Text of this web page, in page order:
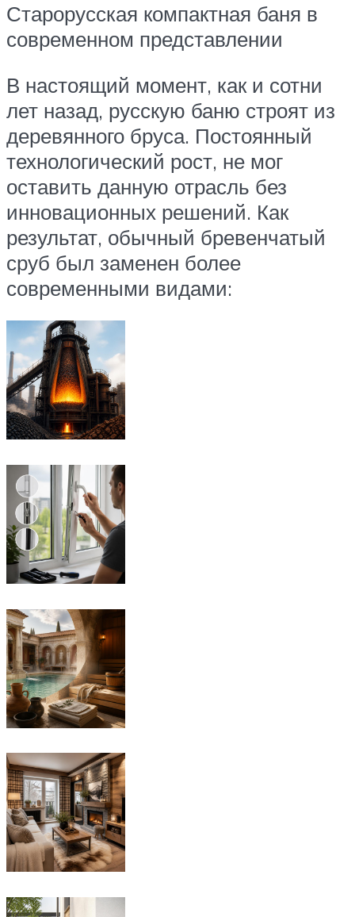
Старорусская компактная баня в
современном представлении
В настоящий момент, как и сотни
лет назад, русскую баню строят из
деревянного бруса. Постоянный
технологический рост, не мог
оставить данную отрасль без
инновационных решений. Как
результат, обычный бревенчатый
сруб был заменен более
современными видами: